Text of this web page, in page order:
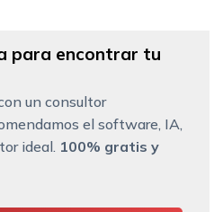
para encontrar tu
un consultor
el software, IA,
ideal. 100% gratis y